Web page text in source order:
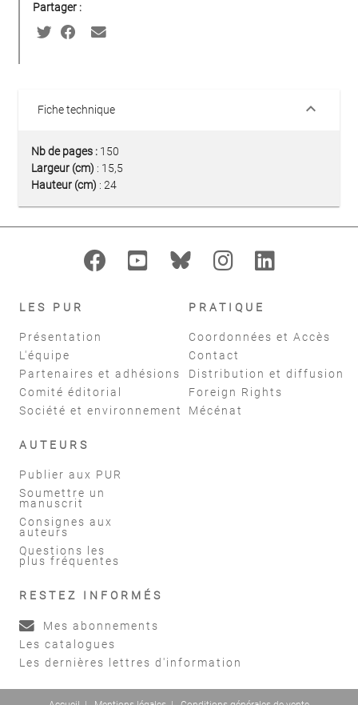
Partager :
Fiche technique keyboard_arrow_down
Nb de pages : 150
Largeur (cm) : 15,5
Hauteur (cm) : 24
LES PUR
Présentation
L'équipe
Partenaires et adhésions
Comité éditorial
Société et environnement
PRATIQUE
Coordonnées et Accès
Contact
Distribution et diffusion
Foreign Rights
Mécénat
AUTEURS
Publier aux PUR
Soumettre un
manuscrit
Consignes aux
auteurs
Questions les
plus fréquentes
RESTEZ INFORMÉS
Mes abonnements
Les catalogues
Les dernières lettres d'information